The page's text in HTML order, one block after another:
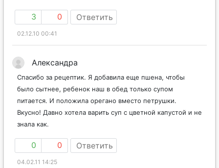
3 0 Ответить
02.12.10 00:41
Александра
Спасибо за рецептик. Я добавила еще пшена, чтобы
было сытнее, ребенок наш в обед только супом
питается. И положила орегано вместо петрушки.
Вкусно! Давно хотела варить суп с цветной капустой и не
знала как.
0 0 Ответить
04.02.11 14:25